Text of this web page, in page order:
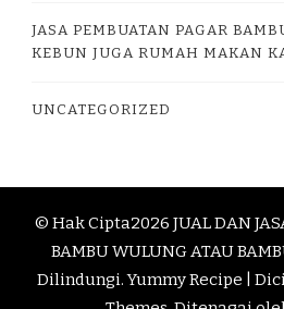
JASA PEMBUATAN PAGAR
KEBUN JUGA RUMAH MAKAN
UNCATEGORIZED
© Hak Cipta2026 JUAL DAN
BAMBU WULUNG ATAU
Dilindungi.Yummy Recipe |